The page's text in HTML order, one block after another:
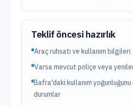
Teklif öncesi hazırlık
Araç ruhsatı ve kullanım bilgileri
Varsa mevcut poliçe veya
Bafra'daki kullanım
durumlar